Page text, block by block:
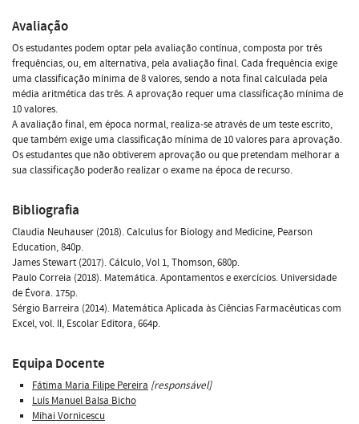
Avaliação
Os estudantes podem optar pela avaliação contínua, composta por três
frequências, ou, em alternativa, pela avaliação final. Cada frequência exige
uma classificação mínima de 8 valores, sendo a nota final calculada pela
média aritmética das três. A aprovação requer uma classificação mínima de
10 valores.
A avaliação final, em época normal, realiza-se através de um teste escrito,
que também exige uma classificação mínima de 10 valores para aprovação.
Os estudantes que não obtiverem aprovação ou que pretendam melhorar a
sua classificação poderão realizar o exame na época de recurso.
Bibliografia
Claudia Neuhauser (2018). Calculus for Biology and Medicine, Pearson
Education, 840p.
James Stewart (2017). Cálculo, Vol 1, Thomson, 680p.
Paulo Correia (2018). Matemática. Apontamentos e exercícios. Universidade
de Évora. 175p.
Sérgio Barreira (2014). Matemática Aplicada às Ciências Farmacêuticas com
Excel, vol. II, Escolar Editora, 664p.
Equipa Docente
Fátima Maria Filipe Pereira [responsável]
Luís Manuel Balsa Bicho
Mihai Vornicescu